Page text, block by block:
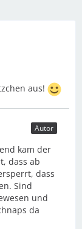
aus!
Autor
kam der
dass ab
dass
Sind
und
da